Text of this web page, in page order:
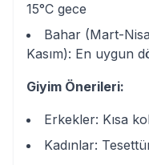
15°C gece
Bahar (Mart-
Kasım): En uygun
Giyim Önerileri:
Erkekler: Kısa
Kadınlar: